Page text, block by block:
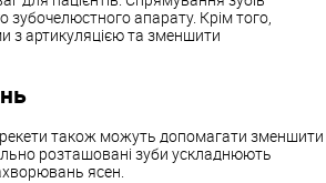
апарату. Крім того,
з артикуляцією та зменшити
також можуть допомагати зменшити
розташовані зуби ускладнюють
ясен.